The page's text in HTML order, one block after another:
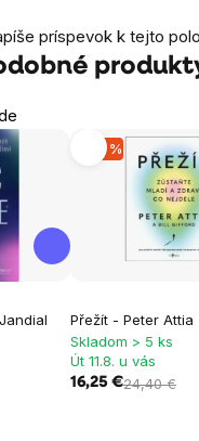
príspevok k tejto
-33 %
Přežít - Peter Attia
Skladom > 5 ks
Út 11.8. u vás
16,25 €24,40 €